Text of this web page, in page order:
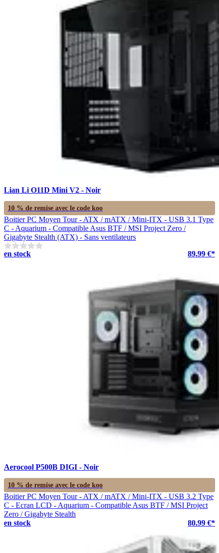
Lian Li O11D Mini V2 - Noir
10 % de remise avec le code koo
Boitier PC Moyen Tour - ATX / mATX / Mini-ITX - USB 3.1 Type
C - Aquarium - Compatible Asus BTF / MSI Project Zero /
Gigabyte Stealth (ATX) - Sans ventilateurs
en stock
89.99 €*
Aerocool P500B DIGI - Noir
10 % de remise avec le code koo
Boitier PC Moyen Tour - ATX / mATX / Mini-ITX - USB 3.2 Type
C - Ecran LCD - Aquarium - Compatible Asus BTF / MSI Project
Zero / Gigabyte Stealth
en stock
80.99 €*